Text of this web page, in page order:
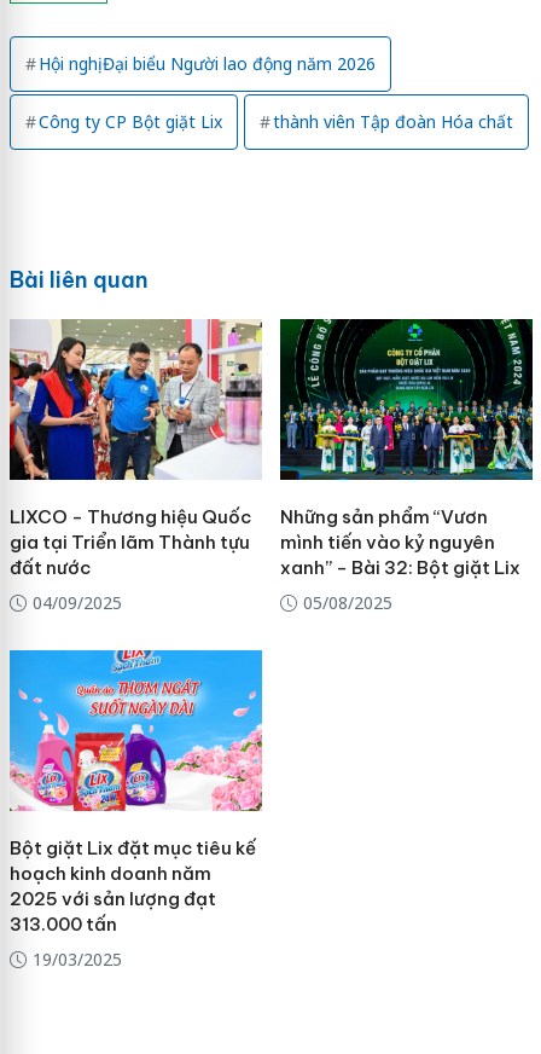
Hội nghị Đại biểu Người lao động năm 2026
Công ty CP Bột giặt Lix thành viên Tập đoàn Hóa chất
Bài liên quan
LIXCO - Thương hiệu Quốc
gia tại Triển lãm Thành tựu
đất nước
04/09/2025
Những sản phẩm “Vươn
mình tiến vào kỷ nguyên
xanh” - Bài 32: Bột giặt Lix
05/08/2025
Bột giặt Lix đặt mục tiêu kế
hoạch kinh doanh năm
2025 với sản lượng đạt
313.000 tấn
19/03/2025